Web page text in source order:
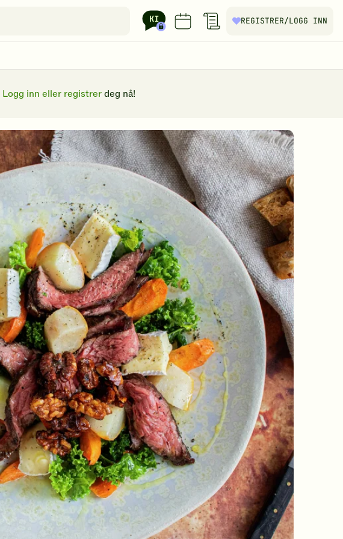
REGISTRER/LOGG INN
Logg inn eller registrer deg nå!